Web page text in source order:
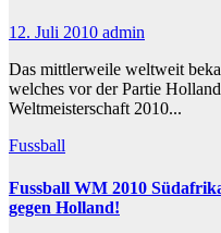
12. Juli 2010 admin
Das mittlerweile weltweit
welches vor der Partie
Weltmeisterschaft 2010...
Fussball
Fussball WM 2010
gegen Holland!